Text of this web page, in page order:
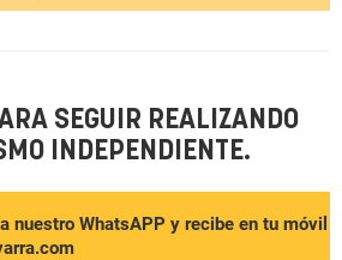
SEGUIR REALIZANDO
INDEPENDIENTE.
nuestro WhatsAPP y recibe en tu móvil